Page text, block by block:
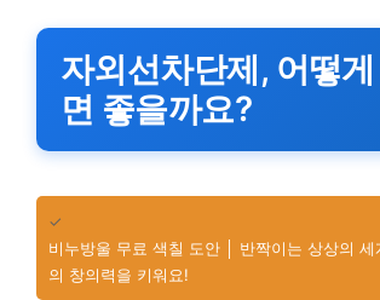
자외선차단제, 어떻
면 좋을까요?
✓
비누방울 무료 색칠 도안 │ 반짝이는 상상의
의 창의력을 키워요!